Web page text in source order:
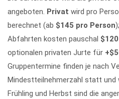
angeboten. Privat wird pro
berechnet (ab $145 pro Person);
Abfahrten kosten pauschal
optionalen privaten Jurte für
Gruppentermine finden je nach
Mindestteilnehmerzahl statt und
Frühling und Herbst sind die